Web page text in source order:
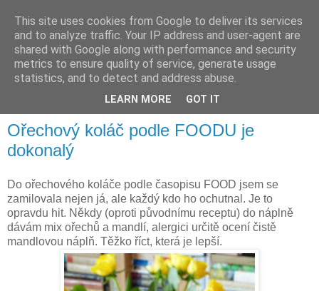
Recepty pro radost
Ořechový koláč podle FOODU je
dokonalý
Do ořechového koláče podle časopisu FOOD jsem se
zamilovala nejen já, ale každý kdo ho ochutnal. Je to
opravdu hit. Někdy (oproti původnímu receptu) do náplně
dávám mix ořechů a mandlí, alergici určitě ocení čistě
mandlovou náplň. Těžko říct, která je lepší.
This site uses cookies from Google to deliver its services
and to analyze traffic. Your IP address and user-agent are
shared with Google along with performance and security
metrics to ensure quality of service, generate usage
statistics, and to detect and address abuse.
LEARN MORE GOT IT